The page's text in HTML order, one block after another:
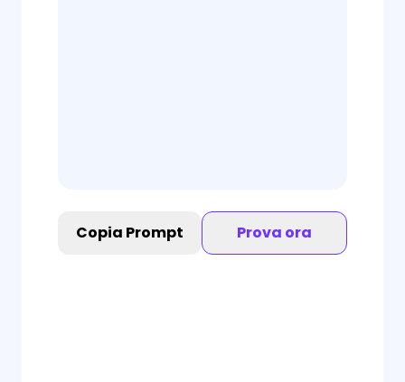
Copia Prompt Prova ora